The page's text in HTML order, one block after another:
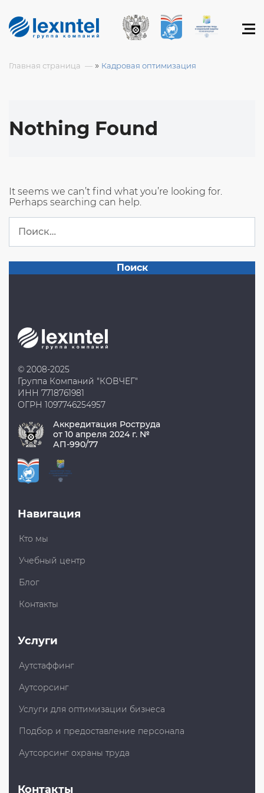
Главная страница » Кадровая оптимизация
Nothing Found
It seems we can’t find what you’re looking for.
Perhaps searching can help.
Найти:
© 2008-2025
Группа Компаний "КОВЧЕГ"
ИНН 7718761981
ОГРН 1097746254957
Аккредитация Роструда
от 10 апреля 2024 г. №
АП-990/77
Навигация
Кто мы
Учебный центр
Блог
Контакты
Услуги
Аутстаффинг
Аутсорсинг
Услуги для оптимизации бизнеса
Подбор и предоставление персонала
Аутсорсинг охраны труда
Контакты